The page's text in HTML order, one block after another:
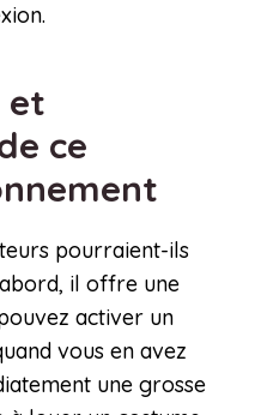
et
ce
pourraient-ils
il offre une
activer un
vous en avez
une grosse